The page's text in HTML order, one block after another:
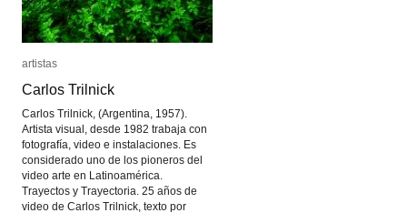
artistas
Carlos Trilnick
Carlos Trilnick, (Argentina, 1957).
Artista visual, desde 1982 trabaja con
fotografía, video e instalaciones. Es
considerado uno de los pioneros del
video arte en Latinoamérica.
Trayectos y Trayectoria. 25 años de
video de Carlos Trilnick, texto por
artistas
Carlos Trilnick